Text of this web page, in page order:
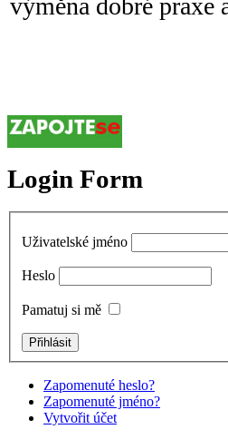
výměna dobré praxe
Login Form
Uživatelské jméno
Heslo
Pamatuj si mě
Zapomenuté heslo?
Zapomenuté jméno?
Vytvořit účet